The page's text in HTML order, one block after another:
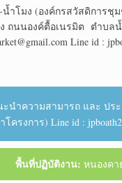
ำโมง (องค์กรสวัสดิการชุ
ถนนองค์ตื้อเนรมิต ตำบล
Line id :
ำความสามารถ และ ประ
รงการ) Line id :
พื้นที่ปฏิบัติงาน: หนองคา